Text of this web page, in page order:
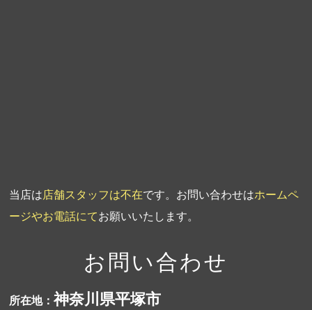
当店は店舗スタッフは不在です。お問い合わせはホームペ
ージやお電話にてお願いいたします。
お問い合わせ
所在地：神奈川県平塚市